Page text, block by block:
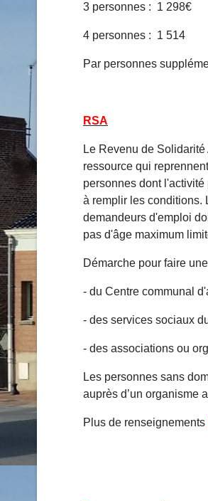
3 personnes : 1 298€
4 personnes : 1 514
Par personnes
RSA
Le Revenu de
ressource qui
personnes dont
à remplir les conditions.
demandeurs d'emploi
pas d'âge maximum
Démarche pour faire
- du Centre communal
- des services sociaux
- des associations ou
Les personnes sans
auprès d’un organisme
Plus de renseignements